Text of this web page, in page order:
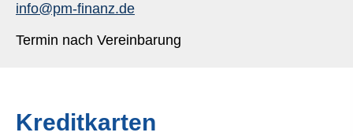
info@pm-finanz.de
Termin nach Vereinbarung
Kredit­karten